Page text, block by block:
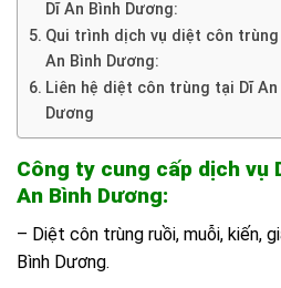
Dĩ An Bình Dương:
Qui trình dịch vụ diệt côn
An Bình Dương:
Liên hệ diệt côn trùng tại Dĩ An
Dương
Công ty cung cấp dịch vụ
An Bình Dương:
– Diệt côn trùng ruồi, muỗi, kiến,
Bình Dương.